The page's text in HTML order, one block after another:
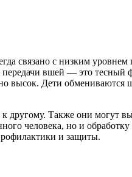
связано с низким уровнем
передачи вшей — это тесный
высок. Дети
другому. Также они могут
человека, но и
и защиты.